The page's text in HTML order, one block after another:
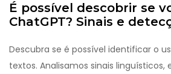
É possível descobrir se
ChatGPT? Sinais e
Descubra se é possível identificar o
textos. Analisamos sinais linguísticos,